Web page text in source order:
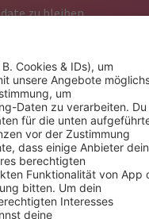
zu bleiben.
dahin, wo er jetzt
Harry Klein.
Residency der
einmal einen
Ibiza, Goa in Madrid,
und Extrema Outdoor,